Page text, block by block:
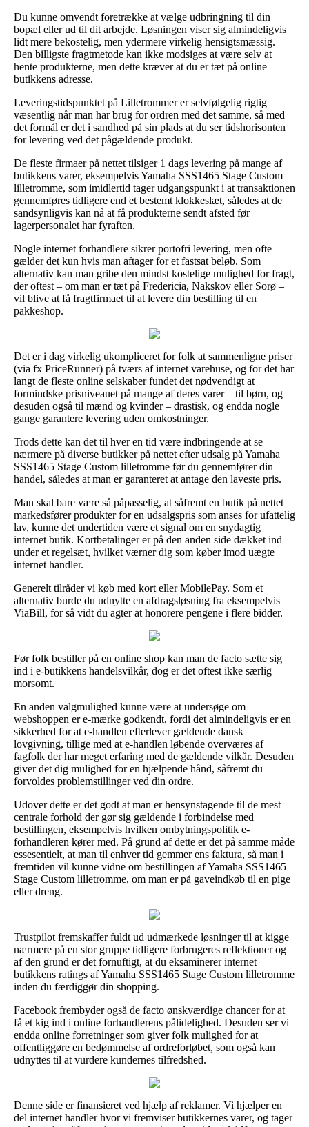
Du kunne omvendt foretrække at vælge udbringning til din
bopæl eller ud til dit arbejde. Løsningen viser sig almindeligvis
lidt mere bekostelig, men ydermere virkelig hensigtsmæssig.
Den billigste fragtmetode kan ikke modsiges at være selv at
hente produkterne, men dette kræver at du er tæt på online
butikkens adresse.
Leveringstidspunktet på Lilletrommer er selvfølgelig rigtig
væsentlig når man har brug for ordren med det samme, så med
det formål er det i sandhed på sin plads at du ser tidshorisonten
for levering ved det pågældende produkt.
De fleste firmaer på nettet tilsiger 1 dags levering på mange af
butikkens varer, eksempelvis Yamaha SSS1465 Stage Custom
lilletromme, som imidlertid tager udgangspunkt i at transaktionen
gennemføres tidligere end et bestemt klokkeslæt, således at de
sandsynligvis kan nå at få produkterne sendt afsted før
lagerpersonalet har fyraften.
Nogle internet forhandlere sikrer portofri levering, men ofte
gælder det kun hvis man aftager for et fastsat beløb. Som
alternativ kan man gribe den mindst kostelige mulighed for fragt,
der oftest – om man er tæt på Fredericia, Nakskov eller Sorø –
vil blive at få fragtfirmaet til at levere din bestilling til en
pakkeshop.
Det er i dag virkelig ukompliceret for folk at sammenligne priser
(via fx PriceRunner) på tværs af internet varehuse, og for det har
langt de fleste online selskaber fundet det nødvendigt at
formindske prisniveauet på mange af deres varer – til børn, og
desuden også til mænd og kvinder – drastisk, og endda nogle
gange garantere levering uden omkostninger.
Trods dette kan det til hver en tid være indbringende at se
nærmere på diverse butikker på nettet efter udsalg på Yamaha
SSS1465 Stage Custom lilletromme før du gennemfører din
handel, således at man er garanteret at antage den laveste pris.
Man skal bare være så påpasselig, at såfremt en butik på nettet
markedsfører produkter for en udsalgspris som anses for ufattelig
lav, kunne det undertiden være et signal om en snydagtig
internet butik. Kortbetalinger er på den anden side dækket ind
under et regelsæt, hvilket værner dig som køber imod uægte
internet handler.
Generelt tilråder vi køb med kort eller MobilePay. Som et
alternativ burde du udnytte en afdragsløsning fra eksempelvis
ViaBill, for så vidt du agter at honorere pengene i flere bidder.
Før folk bestiller på en online shop kan man de facto sætte sig
ind i e-butikkens handelsvilkår, dog er det oftest ikke særlig
morsomt.
En anden valgmulighed kunne være at undersøge om
webshoppen er e-mærke godkendt, fordi det almindeligvis er en
sikkerhed for at e-handlen efterlever gældende dansk
lovgivning, tillige med at e-handlen løbende overværes af
fagfolk der har meget erfaring med de gældende vilkår. Desuden
giver det dig mulighed for en hjælpende hånd, såfremt du
forvoldes problemstillinger ved din ordre.
Udover dette er det godt at man er hensynstagende til de mest
centrale forhold der gør sig gældende i forbindelse med
bestillingen, eksempelvis hvilken ombytningspolitik e-
forhandleren kører med. På grund af dette er det på samme måde
essesentielt, at man til enhver tid gemmer ens faktura, så man i
fremtiden vil kunne vidne om bestillingen af Yamaha SSS1465
Stage Custom lilletromme, om man er på gaveindkøb til en pige
eller dreng.
Trustpilot fremskaffer fuldt ud udmærkede løsninger til at kigge
nærmere på en stor gruppe tidligere forbrugeres reflektioner og
af den grund er det fornuftigt, at du eksaminerer internet
butikkens ratings af Yamaha SSS1465 Stage Custom lilletromme
inden du færdiggør din shopping.
Facebook frembyder også de facto ønskværdige chancer for at
få et kig ind i online forhandlerens pålidelighed. Desuden ser vi
endda online forretninger som giver folk mulighed for at
offentliggøre en bedømmelse af ordreforløbet, som også kan
udnyttes til at vurdere kundernes tilfredshed.
Denne side er finansieret ved hjælp af reklamer. Vi hjælper en
del internet handler hvor vi fremviser butikkernes varer, og tager